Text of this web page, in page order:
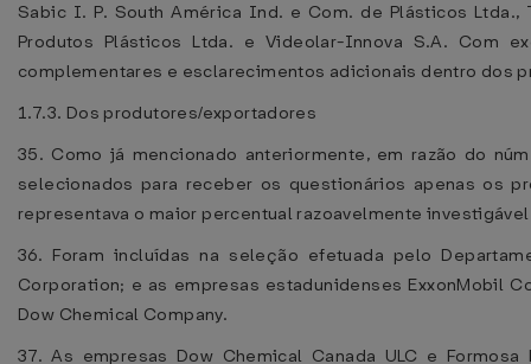
Sabic I. P. South América Ind. e Com. de Plásticos
Produtos Plásticos Ltda. e Videolar-Innova S.A. Com
complementares e esclarecimentos adicionais dentro dos
1.7.3. Dos produtores/exportadores
35. Como já mencionado anteriormente, em razão do
selecionados para receber os questionários apenas os
representava o maior percentual razoavelmente
36. Foram incluídas na seleção efetuada pelo
Corporation; e as empresas estadunidenses ExxonMobil
Dow Chemical Company.
37. As empresas Dow Chemical Canada ULC e